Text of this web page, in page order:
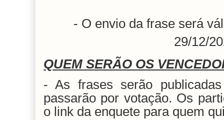
- O envio da frase será
29/12/
QUEM SERÃO OS
- As frases serão
passarão por votação. Os
o link da enquete para quem